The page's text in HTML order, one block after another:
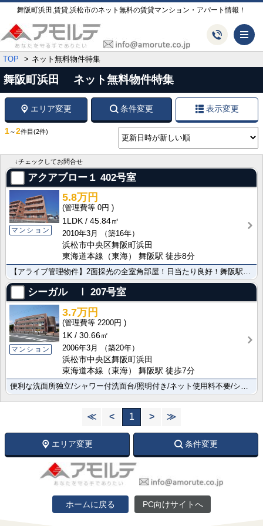
舞阪町浜田,賃貸,浜松市のネット無料の賃貸マンション・アパート情報！
TOP ネット無料物件特集
舞阪町浜田 ネット無料物件特集
エリア変更 条件変更 表示変更
1～2件目 (2件)
↓チェックしてお問合せ
アクアブロー１ 402号室
マンション
5.8万円
0円
1LDK
45.84㎡
2010年3月
（築16年）
浜松市中央区舞阪町浜田
東海道本線（東海） 舞阪駅 徒歩8分
【アライブ管理物件】2面採光の全室角部屋！日当たり良好！舞阪駅まで620m、徒歩圏内です♪ｶﾗｰﾓﾆ･･･
シーガル Ⅰ 207号室
マンション
3.7万円
2200円
1K
30.66㎡
2006年3月
（築20年）
浜松市中央区舞阪町浜田
東海道本線（東海） 舞阪駅 徒歩7分
便利な洗面所独立/シャワー付洗面台/照明付き/ネット使用料不要/シャワーが設置されています。株式会社･･･
≪ < 1 > ≫
エリア変更 条件変更
ホームに戻る PC向けサイトへ